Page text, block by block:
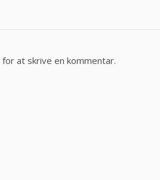
for at skrive en kommentar.